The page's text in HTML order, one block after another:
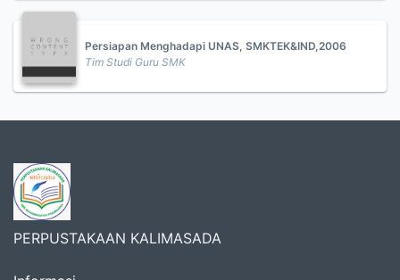
Persiapan Menghadapi UNAS, SMKTEK&IND,2006
Tim Studi Guru SMK
PERPUSTAKAAN KALIMASADA